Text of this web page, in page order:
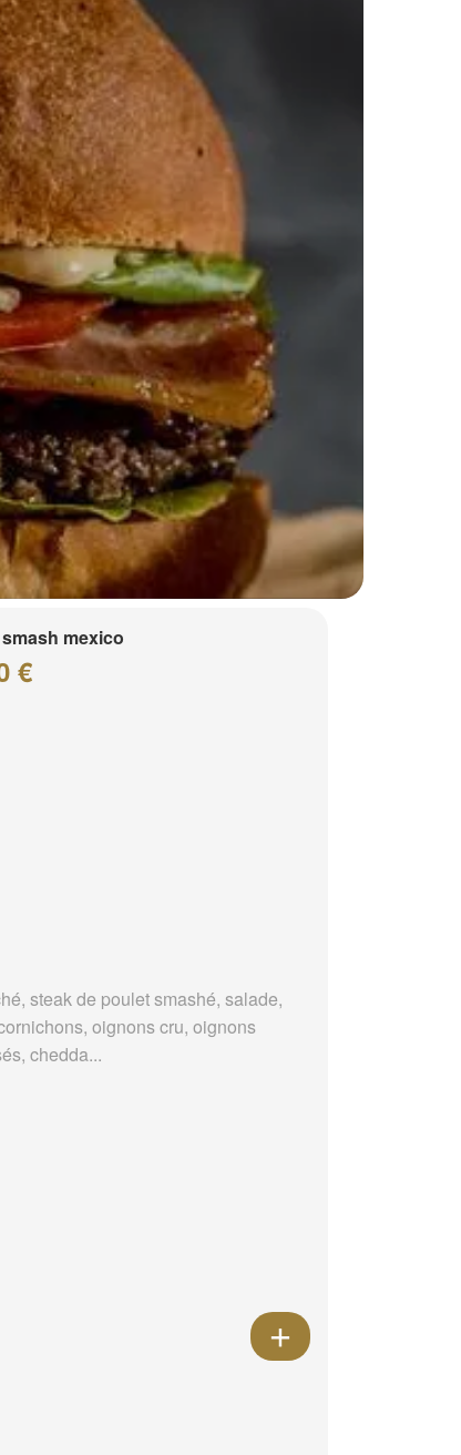
mexico
€
steak de poulet smashé, salade,
oignons cru, oignons
chedda...